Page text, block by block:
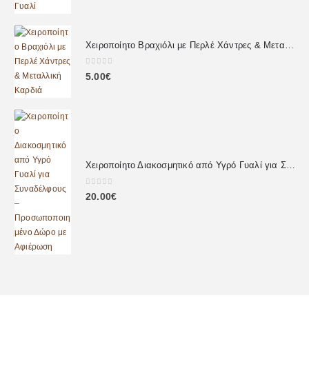
Χειροποίητο Βραχιόλι με Περλέ Χάντρες & Μεταλλική Καρδιά
0 out of 5
5.00€
Χειροποίητο Διακοσμητικό από Υγρό Γυαλί για Συναδέλφους – Προσωποποιημένο Δώρο με Αφιέρωση
0out of 5
20.00€